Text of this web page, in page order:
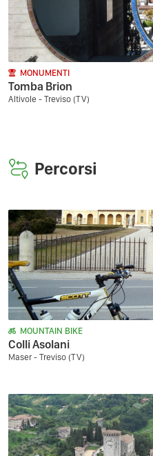
MONUMENTI
Tomba Brion
Altivole - Treviso (TV)
Percorsi
MOUNTAIN BIKE
Colli Asolani
Maser - Treviso (TV)